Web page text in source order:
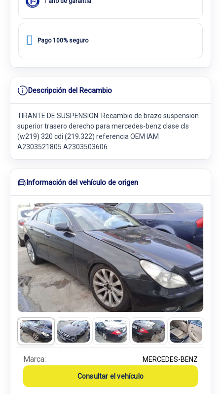
Pago 100% seguro
Descripción del Recambio
TIRANTE DE SUSPENSION. Recambio de brazo suspension
superior trasero derecho para mercedes-benz clase cls
(w219) 320 cdi (219.322) referencia OEM IAM
A2303521805 A2303503606
Información del vehículo de origen
Marca: MERCEDES-BENZ
Consultar el vehículo